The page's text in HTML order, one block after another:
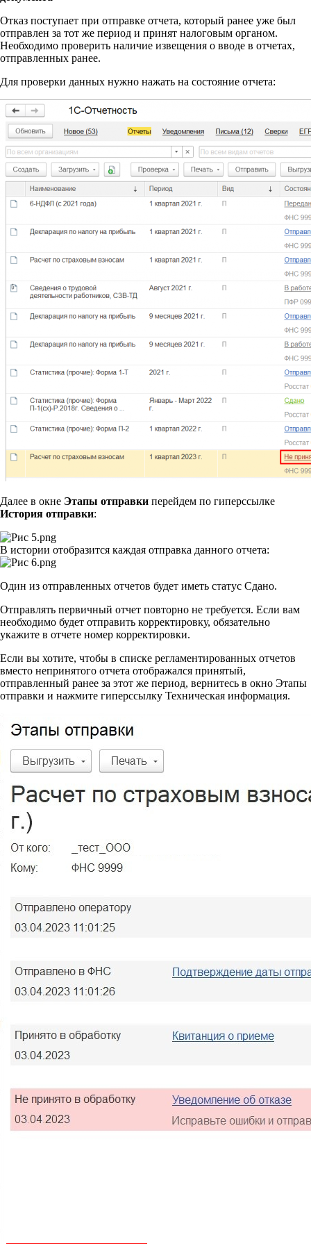
Отказ поступает при отправке отчета, который ранее уже был
отправлен за тот же период и принят налоговым органом.
Необходимо проверить наличие извещения о вводе в отчетах,
отправленных ранее.
Для проверки данных нужно нажать на состояние отчета:
Далее в окне Этапы отправки перейдем по гиперссылке
История отправки:
В истории отобразится каждая отправка данного отчета:
Один из отправленных отчетов будет иметь статус Cдано.
Отправлять первичный отчет повторно не требуется. Если вам
необходимо будет отправить корректировку, обязательно
укажите в отчете номер корректировки.
Если вы хотите, чтобы в списке регламентированных отчетов
вместо непринятого отчета отображался принятый,
отправленный ранее за этот же период, вернитесь в окно Этапы
отправки и нажмите гиперссылку Техническая информация.